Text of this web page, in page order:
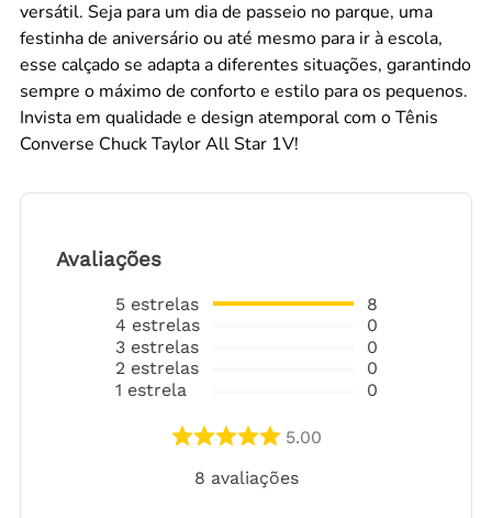
versátil. Seja para um dia de passeio no parque, uma
festinha de aniversário ou até mesmo para ir à escola,
esse calçado se adapta a diferentes situações, garantindo
sempre o máximo de conforto e estilo para os pequenos.
Invista em qualidade e design atemporal com o Tênis
Converse Chuck Taylor All Star 1V!
Avaliações
5 estrelas
4 estrelas
3 estrelas
2 estrelas
1 estrela
8
0
0
0
0
5.00
8 avaliações